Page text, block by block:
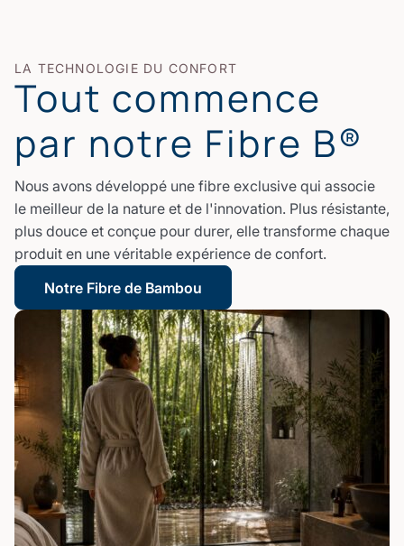
LA TECHNOLOGIE DU CONFORT
Tout commence
par notre Fibre B®
Nous avons développé une fibre exclusive qui associe
le meilleur de la nature et de l'innovation. Plus résistante,
plus douce et conçue pour durer, elle transforme chaque
produit en une véritable expérience de confort.
Notre Fibre de Bambou